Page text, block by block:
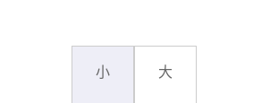
小 大